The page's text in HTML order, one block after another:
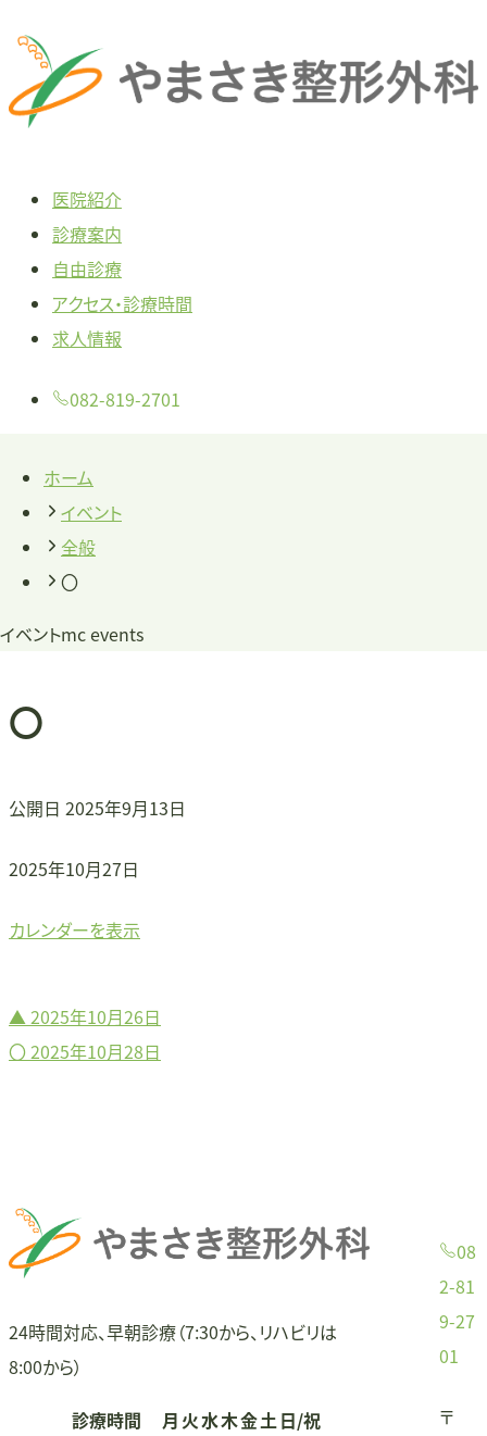
へ
医院紹介
診療案内
自由診療
アクセス・診療時間
求人情報
082-819-2701
イベントmc events
ホーム
イベント
全般
〇
〇
公開日 2025年9月13日
〇
2025年10月27日
カレンダーを表示
投
ゲ
ー
シ
▲ 2025年10月26日
〇 2025年10月28日
24時間対応、早朝診療（7:30から、リハビリは
8:00から）
診療時間 月 火水木金土日/祝
08
2-81
9-27
01
〒